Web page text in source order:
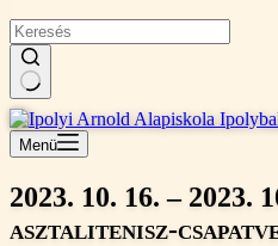
Nincs
találat
Menü
2023. 10. 16. – 2023.
asztalitenisz-